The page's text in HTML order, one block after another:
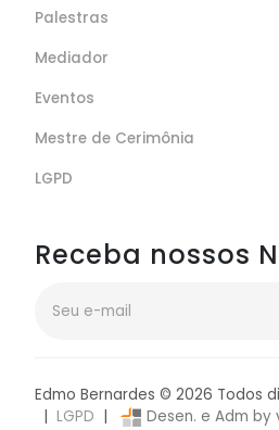
Palestras
Mediador
Eventos
Mestre de Cerimônia
LGPD
Receba nossos
Edmo Bernardes © 2026 Todos
| LGPD | Desen. e Adm by